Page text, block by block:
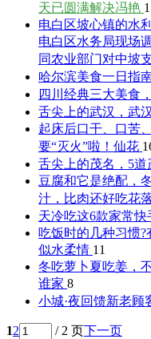
天已圆满解决冯艳 1
电白区坡心镇的水
电白区水务局现场
同农业部门对中坡
哈尔滨美食一日指南
四川经典三大美食
舌尖上的武汉，武
起床后口干、口苦
要“灭火”啦！ 仙花
舌尖上的茂名，5
豆腐和它是绝配，
汁，比肉还好吃花
天冷吃这6款家常
吃饭时的几种习惯
似水柔情 11
冬吃萝卜夏吃姜，
谁家 8
小城·夜回馈新老顾
12 / 2 页下一页